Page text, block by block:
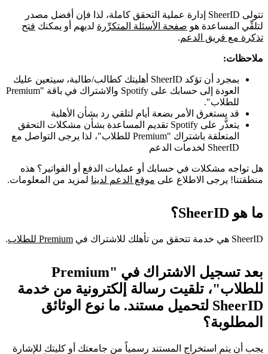
تتولى SheerID إدارة عملية التحقق كاملة، لذا فإن أفضل مصدر
لتلقِّي المساعدة هو صفحة الأسئلة المتكرِّرة لديهم أو يمكنك فتح
تذكرة مع فريق الدعم.
ملاحظات:
بمجرد أن تؤكد SheerID أهليتك كطالب/طالبة، سيتعين عليك
العودة إلى حسابك على Spotify والاشتراك في باقة "Premium
للطلاب".
قد يستغرق الأمر بضعة أيام لتلقي رد بشأن الأهلية
يتعذَّر على Spotify تقديم المساعدة بشأن مشكلات التحقق
المتعلقة باشتراك "Premium للطلاب"، لذا يرجى التواصل مع
SheerID لخدمات الدعم
هل تواجه مشكلات في حسابك أو عمليات الدفع أو الفواتير؟ هذه
منطقتنا! يرجى الاطلاع على موقع الدعم لدينا لمزيد من المعلومات.
ما هو SheerID؟
SheerID هي خدمة تتحقق من تأهلك للاشتراك في Premium للطلاب .
بعد تسجيل الاشتراك في "Premium
للطلاب"، تلقيت رسالة إلكترونية من خدمة
SheerID لتحميل مستند. ما نوع الوثائق
المطلوبة؟
يجب أن يتم استخراج المستند رسمياً من جامعتك أو كليتك للإشارة